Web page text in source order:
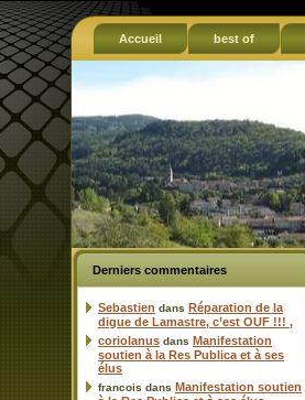
Accueil best of
Derniers commentaires
Sebastien dans Réparation de la
digue de Lamastre, c’est OUF !!! ,
coriolanus dans Manifestation
soutien à la Res Publica et à ses
élus
francois dans Manifestation soutien